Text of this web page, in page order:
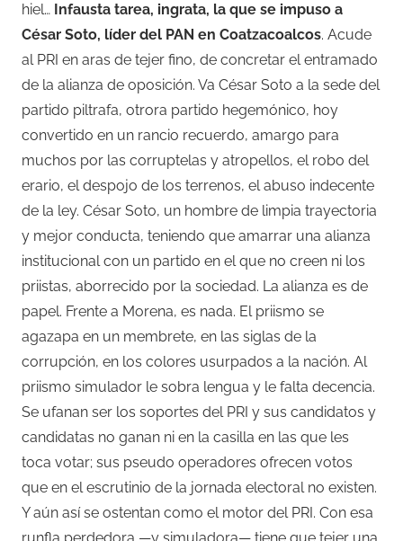
hiel… Infausta tarea, ingrata, la que se impuso a
César Soto, líder del PAN en Coatzacoalcos. Acude
al PRI en aras de tejer fino, de concretar el entramado
de la alianza de oposición. Va César Soto a la sede del
partido piltrafa, otrora partido hegemónico, hoy
convertido en un rancio recuerdo, amargo para
muchos por las corruptelas y atropellos, el robo del
erario, el despojo de los terrenos, el abuso indecente
de la ley. César Soto, un hombre de limpia trayectoria
y mejor conducta, teniendo que amarrar una alianza
institucional con un partido en el que no creen ni los
priistas, aborrecido por la sociedad. La alianza es de
papel. Frente a Morena, es nada. El priismo se
agazapa en un membrete, en las siglas de la
corrupción, en los colores usurpados a la nación. Al
priismo simulador le sobra lengua y le falta decencia.
Se ufanan ser los soportes del PRI y sus candidatos y
candidatas no ganan ni en la casilla en las que les
toca votar; sus pseudo operadores ofrecen votos
que en el escrutinio de la jornada electoral no existen.
Y aún así se ostentan como el motor del PRI. Con esa